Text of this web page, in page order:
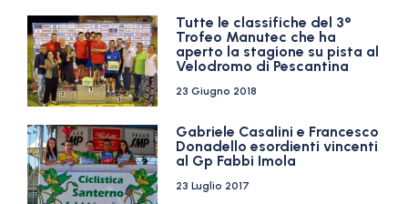
Tutte le classifiche del 3°
Trofeo Manutec che ha
aperto la stagione su pista al
Velodromo di Pescantina
23 Giugno 2018
Gabriele Casalini e Francesco
Donadello esordienti vincenti
al Gp Fabbi Imola
23 Luglio 2017